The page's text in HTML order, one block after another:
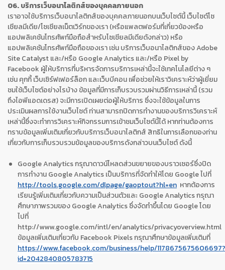
06. บริการเว็บอนาไลติกส์ของบุคคลภายนอก
เราอาจใช้บริการเว็บอนาไลติกส์ของบุคคลภายนอกบนเว็บไซต์นี้ เว็บไซต์โซ
เชียลมีเดีย/โซเชียลเน็ตเวิร์กของเรา (หรือแพลตฟอร์มที่เกี่ยวข้องหรือ
แอปพลิเคชันโทรศัพท์มือถือสำหรับโซเชียลมีเดียดังกล่าว) หรือ
แอปพลิเคชันโทรศัพท์มือถือของเรา เช่น บริการเว็บอนาไลติกส์ของ Adobe
Site Catalyst และ/หรือ Google Analytics และ/หรือ Pixel by
Facebook ผู้ให้บริการที่บริหารจัดการบริการเหล่านี้จะใช้เทคโนโลยีต่าง ๆ
เช่น คุกกี้ เว็บเซิร์ฟเฟอร์ล็อก และเว็บบีคอน เพื่อช่วยให้เราวิเคราะห์ว่าผู้เยี่ยม
ชมใช้เว็บไซต์อย่างไรบ้าง ข้อมูลที่มีการเก็บรวบรวมผ่านวิธีการเหล่านี้ (รวม
ถึงไอพีแอดเดรส) จะมีการเปิดเผยต่อผู้ให้บริการ ซึ่งจะใช้ข้อมูลในการ
ประเมินผลการใช้งานเว็บไซต์ ท่านสามารถปิดการทำงานของบริการวิเคราะห์
เหล่านี้ซึ่งจะทำการวิเคราะห์กิจกรรมการเข้าชมเว็บไซต์นี้ได้ หากท่านต้องการ
ทราบข้อมูลเพิ่มเติมเกี่ยวกับบริการเว็บอนาไลติกส์ สิทธิในการเลือกของท่าน
เกี่ยวกับการเก็บรวบรวมข้อมูลของบริการดังกล่าวบนเว็บไซต์ ดังนี้
Google Analytics กรุณาดาวน์โหลดส่วนขยายของบราวเซอร์ซึ่งปิด
การทำงาน Google Analytics เป็นบริการที่จัดทำให้โดย Google ไปที่
http://tools.google.com/dlpage/gaoptout?hl=en หากต้องการ
เรียนรู้เพิ่มเติมเกี่ยวกับความเป็นส่วนตัวและ Google Analytics กรุณา
ศึกษาภาพรวมของ Google Analytics ซึ่งจัดทำขึ้นโดย Google โดย
ไปที่
http://www.google.com/intl/en/analytics/privacyoverview.html
ข้อมูลเพิ่มเติมเกี่ยวกับ Facebook Pixels กรุณาศึกษาข้อมูลเพิ่มเติมที่
https://www.facebook.com/business/help/1178675675606697?
id=2042840805783715